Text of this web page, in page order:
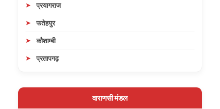
प्रयागराज
फतेहपुर
कौशाम्बी
प्रतापगढ़
वाराणसी मंडल